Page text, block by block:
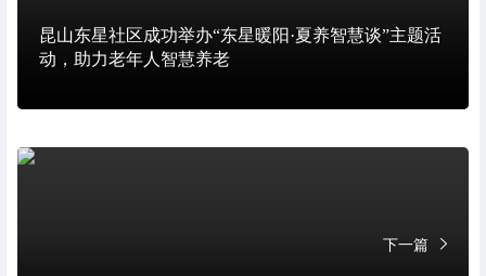
昆山东星社区成功举办“东星暖阳·夏养智慧谈”主题活
动，助力老年人智慧养老
下一篇